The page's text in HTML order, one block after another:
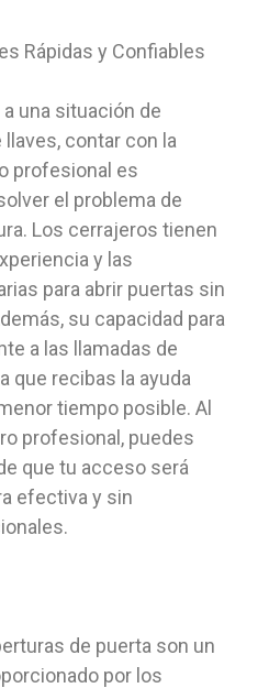
Rápidas y Confiables
una situación de
contar con la
profesional es
el problema de
Los cerrajeros tienen
y las
para abrir puertas sin
su capacidad para
a las llamadas de
que recibas la ayuda
tiempo posible. Al
profesional, puedes
que tu acceso será
efectiva y sin
de puerta son un
por los